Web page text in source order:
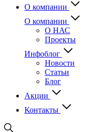
О компании
О компании
О НАС
Проекты
Инфоблог
Новости
Статьи
Блог
Акции
Контакты